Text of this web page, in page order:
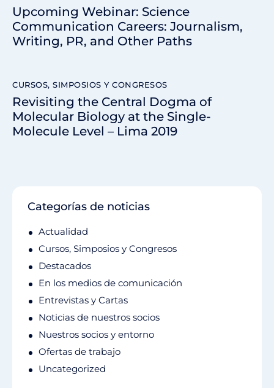
Upcoming Webinar: Science
Communication Careers: Journalism,
Writing, PR, and Other Paths
CURSOS, SIMPOSIOS Y CONGRESOS
Revisiting the Central Dogma of
Molecular Biology at the Single-
Molecule Level – Lima 2019
Categorías de noticias
Actualidad
Cursos, Simposios y Congresos
Destacados
En los medios de comunicación
Entrevistas y Cartas
Noticias de nuestros socios
Nuestros socios y entorno
Ofertas de trabajo
Uncategorized